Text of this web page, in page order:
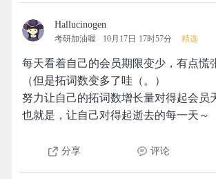
Hallucinogen
考研加油喔 10月17日 17时57分 精选
每天看着自己的会员期限变少，有点慌
（但是拓词数变多了哇（。）
努力让自己的拓词数增长量对得起会员
也就是，让自己对得起逝去的每一天～
分享 评论